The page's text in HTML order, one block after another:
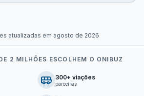
atualizadas em agosto de 2026
2 MILHÕES ESCOLHEM O ONIBUZ
300+ viações
parceiras